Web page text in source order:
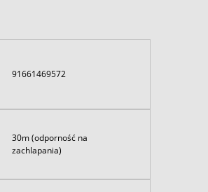
91661469572
30m (odporność na
zachlapania)